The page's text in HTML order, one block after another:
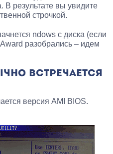
В результате вы увидите
строчкой.
ndows с диска (если
разобрались – идем
ВСТРЕЧАЕТСЯ
версия AMI BIOS.